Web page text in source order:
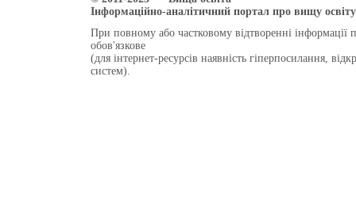
Інформаційно-аналітичний портал про вищу
При повному або частковому відтворенні інформації
обов'язкове
(для інтернет-ресурсів наявність гіперпосилання,
систем).